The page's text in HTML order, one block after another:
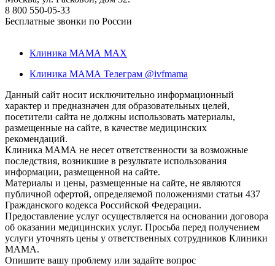
8 800 550-05-33
Бесплатные звонки по России
Клиника МАМА MAX
Клиника МАМА Телеграм @ivfmama
Данный сайт носит исключительно информационный
характер и предназначен для образовательных целей,
посетители сайта не должны использовать материалы,
размещенные на сайте, в качестве медицинских
рекомендаций.
Клиника МАМА не несет ответственности за возможные
последствия, возникшие в результате использования
информации, размещенной на сайте.
Материалы и цены, размещенные на сайте, не являются
публичной офертой, определяемой положениями статьи 437
Гражданского кодекса Российской Федерации.
Предоставление услуг осуществляется на основании договора
об оказании медицинских услуг. Просьба перед получением
услуги уточнять цены у ответственных сотрудников Клиники
МАМА.
Опишите вашу проблему или задайте вопрос